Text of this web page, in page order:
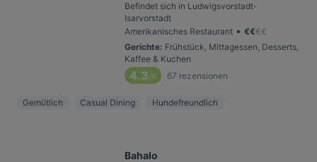
Befindet sich in Ludwigsvorstadt-
Isarvorstadt
Amerikanisches Restaurant • €€€€
Gerichte: Frühstück, Mittagessen, Desserts,
Kaffee & Kuchen
4.3/6 67 rezensionen
Gemütlich Casual Dining Hundefreundlich
Bahalo